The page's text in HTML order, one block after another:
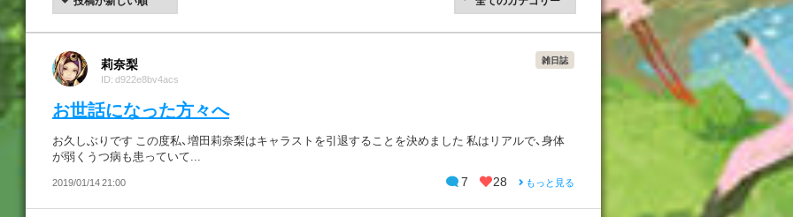
莉奈梨
ID: d922e8bv4acs
雑日誌
お世話になった方々へ
お久しぶりです この度私、増田莉奈梨はキャラストを引退することを決めました 私はリアルで、身体
が弱くうつ病も患っていて...
2019/01/14 21:00 7 28 もっと見る